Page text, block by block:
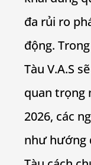
đa rủi ro
động.
Tàu V.A.S
quan trọng
2026, các
như hướng